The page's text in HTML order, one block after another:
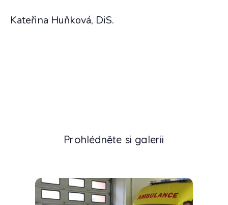
Kateřina Huňková, DiS.
Prohlédněte si galerii